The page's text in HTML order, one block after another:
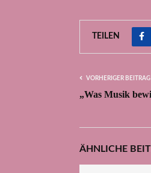
TEILEN
VORHERIGER BEITRAG
„Was Musik
ÄHNLICHE